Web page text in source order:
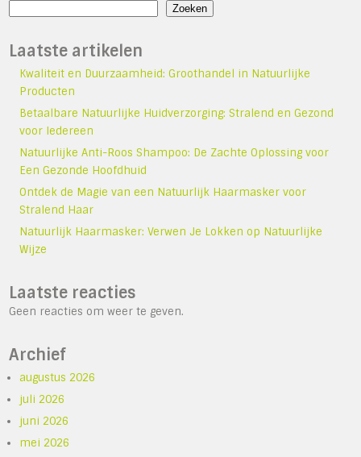
Zoeken
Laatste artikelen
Kwaliteit en Duurzaamheid: Groothandel in Natuurlijke
Producten
Betaalbare Natuurlijke Huidverzorging: Stralend en Gezond
voor Iedereen
Natuurlijke Anti-Roos Shampoo: De Zachte Oplossing voor
Een Gezonde Hoofdhuid
Ontdek de Magie van een Natuurlijk Haarmasker voor
Stralend Haar
Natuurlijk Haarmasker: Verwen Je Lokken op Natuurlijke
Wijze
Laatste reacties
Geen reacties om weer te geven.
Archief
augustus 2026
juli 2026
juni 2026
mei 2026